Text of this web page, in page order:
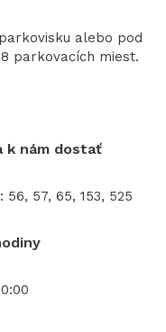
alebo pod
parkovacích miest.
k nám dostať
57, 65, 153, 525